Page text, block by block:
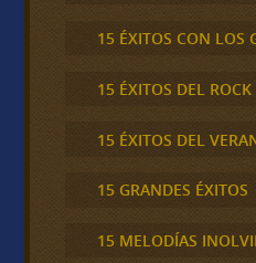
15 ÉXITOS CON LOS
15 ÉXITOS DEL ROCK
15 ÉXITOS DEL
15 GRANDES ÉXITOS
15 MELODÍAS